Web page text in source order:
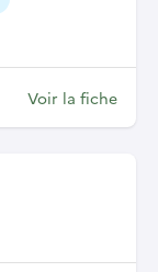
Voir la fiche